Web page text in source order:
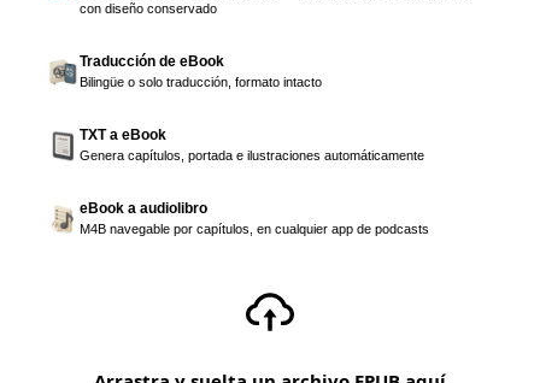
con diseño conservado
Traducción de eBook
Bilingüe o solo traducción, formato intacto
TXT a eBook
Genera capítulos, portada e ilustraciones automáticamente
eBook a audiolibro
M4B navegable por capítulos, en cualquier app de podcasts